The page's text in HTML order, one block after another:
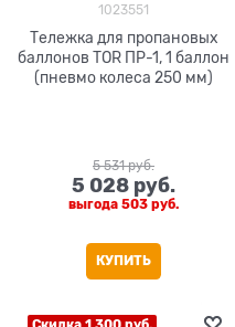
1023551
Тележка для пропановых
баллонов TOR ПР-1, 1 баллон
(пневмо колеса 250 мм)
5 531 руб.
5 028 руб.
выгода 503 руб.
КУПИТЬ